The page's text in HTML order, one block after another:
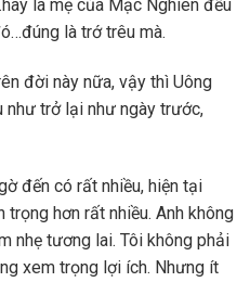
là mẹ của Mạc Nghiên đều
là trớ trêu mà.
đời này nữa, vậy thì Uông
như trở lại như ngày trước,
đến có rất nhiều, hiện tại
hơn rất nhiều. Anh không
nhẹ tương lai. Tôi không phải
xem trọng lợi ích. Nhưng ít